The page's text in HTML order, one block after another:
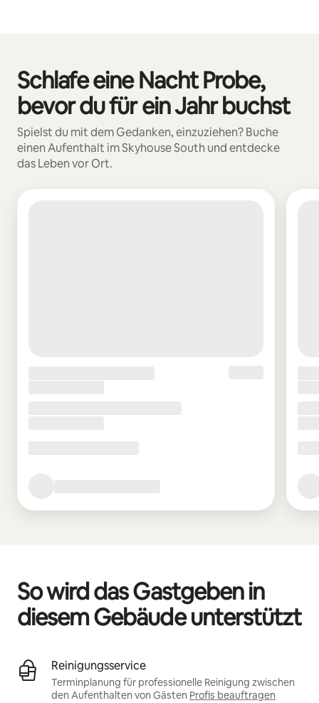
Schlafe eine Nacht Probe,
bevor du für ein Jahr buchst
Spielst du mit dem Gedanken, einzuziehen? Buche
einen Aufenthalt im Skyhouse South und entdecke
das Leben vor Ort.
0 von 0 Artikeln
So wird das Gastgeben in
diesem Gebäude unterstützt
Reinigungsservice
Terminplanung für professionelle Reinigung zwischen
den Aufenthalten von Gästen Profis beauftragen